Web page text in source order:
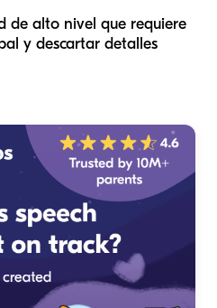
de alto nivel que requiere
y descartar detalles